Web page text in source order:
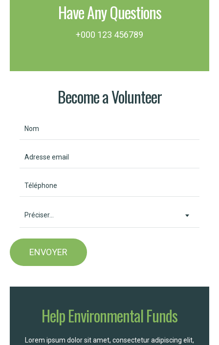
Have Any Questions
+000 123 456789
Become a Volunteer
Préciser...
Help Environmental Funds
Lorem ipsum dolor sit amet, consectetur adipiscing elit,